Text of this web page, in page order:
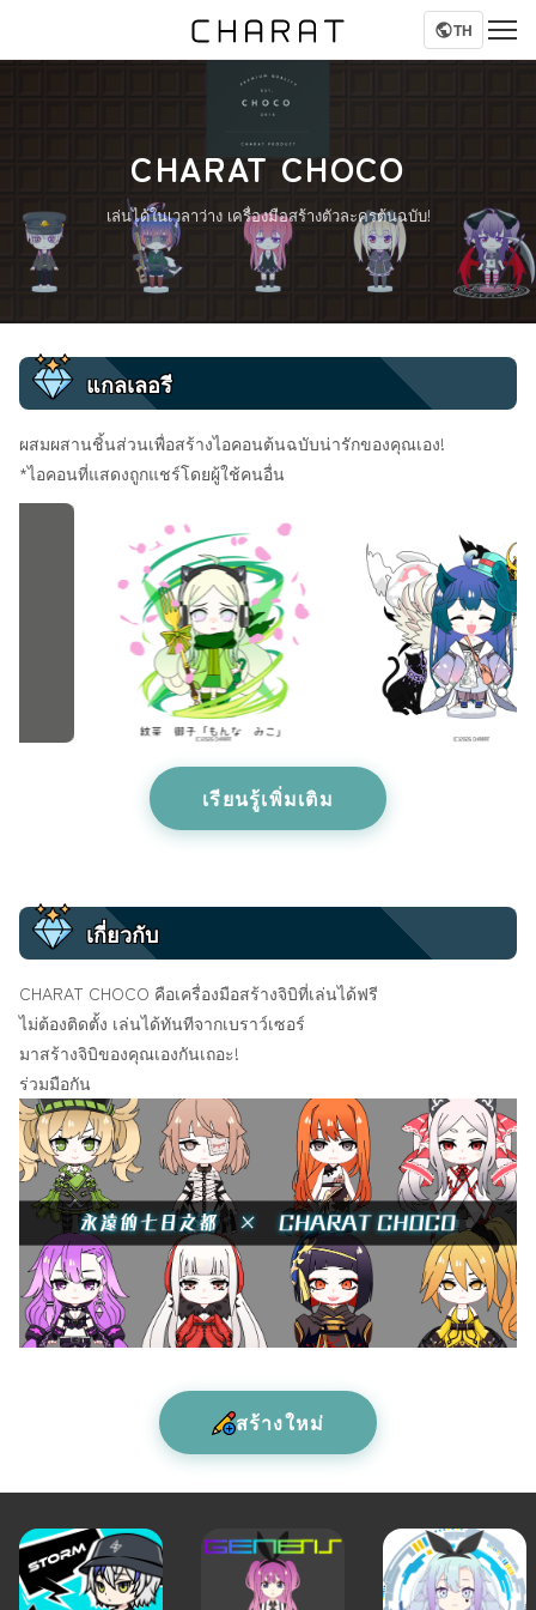
TH
CHARAT CHOCO
เล่นได้ในเวลาว่าง เครื่องมือสร้างตัวละครต้นฉบับ!
แกลเลอรี
ผสมผสานชิ้นส่วนเพื่อสร้างไอคอนต้นฉบับน่ารักของคุณเอง!
*ไอคอนที่แสดงถูกแชร์โดยผู้ใช้คนอื่น
เรียนรู้เพิ่มเติม
เกี่ยวกับ
CHARAT CHOCO คือเครื่องมือสร้างจิบิที่เล่นได้ฟรี
ไม่ต้องติดตั้ง เล่นได้ทันทีจากเบราว์เซอร์
มาสร้างจิบิของคุณเองกันเถอะ!
ร่วมมือกัน
สร้างใหม่